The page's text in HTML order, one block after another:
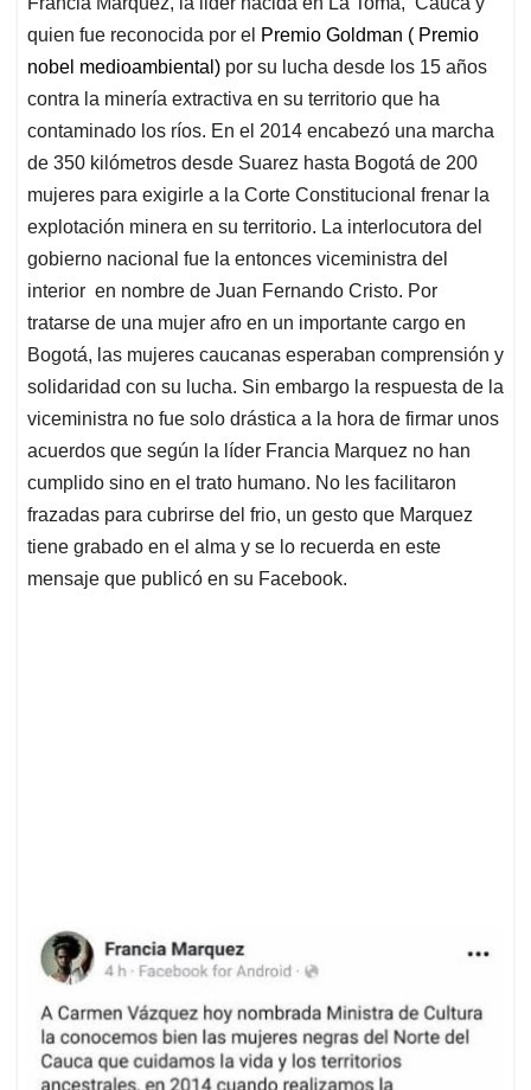
s
A
p
p
b
o
o
k
e
d
I
n
l
a
d
s
quien fue reconocida por el Premio Goldman ( Premio
nobel medioambiental) por su lucha desde los 15 años
contra la minería extractiva en su territorio que ha
contaminado los ríos. En el 2014 encabezó una marcha
de 350 kilómetros desde Suarez hasta Bogotá de 200
mujeres para exigirle a la Corte Constitucional frenar la
explotación minera en su territorio. La interlocutora del
gobierno nacional fue la entonces viceministra del
interior en nombre de Juan Fernando Cristo. Por
tratarse de una mujer afro en un importante cargo en
Bogotá, las mujeres caucanas esperaban comprensión y
solidaridad con su lucha. Sin embargo la respuesta de la
viceministra no fue solo drástica a la hora de firmar unos
acuerdos que según la líder Francia Marquez no han
cumplido sino en el trato humano. No les facilitaron
frazadas para cubrirse del frio, un gesto que Marquez
tiene grabado en el alma y se lo recuerda en este
mensaje que publicó en su Facebook.